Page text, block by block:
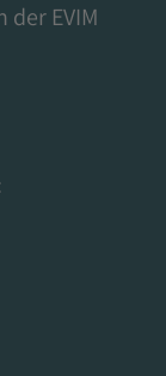
EVIM